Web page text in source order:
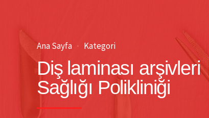
Ana Sayfa Kategori
Diş laminası
Sağlığı Polikliniği